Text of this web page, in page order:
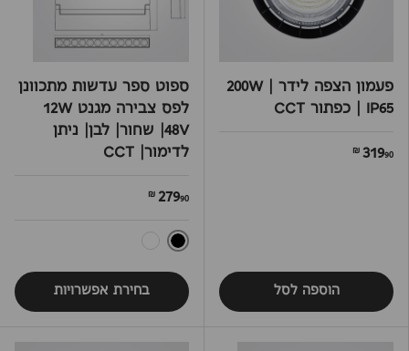
פעמון הצפה לידר 200W |
IP65 | כפתור CCT
31990 ₪
הוספה לסל
ספוט ספר עדשות מתכוונן
לפס צבירה מגנט 12W
48V| שחור| לבן| ניתן
לדימור| CCT
27990 ₪
בחירת אפשרויות